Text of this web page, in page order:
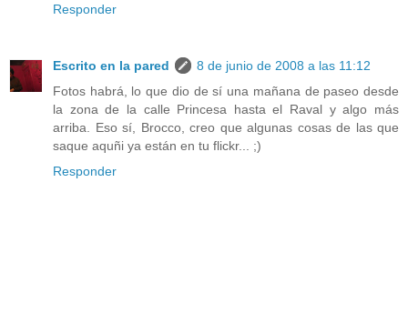
Responder
Escrito en la pared
8 de junio de 2008 a las 11:12
Fotos habrá, lo que dio de sí una mañana de paseo desde
la zona de la calle Princesa hasta el Raval y algo más
arriba. Eso sí, Brocco, creo que algunas cosas de las que
saque aquñi ya están en tu flickr... ;)
Responder